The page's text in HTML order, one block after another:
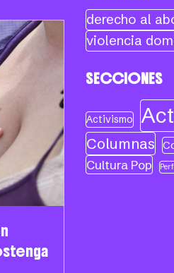
derecho al
violencia
SECCIONES
Activismo
Columnas
Cultura Pop